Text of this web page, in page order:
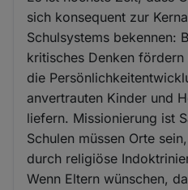
sich konsequent zur
Schulsystems bekennen:
kritisches Denken
die
anvertrauten Kinder und
liefern. Missionierung ist
Schulen müssen Orte
durch religiöse
Wenn Eltern wünschen,